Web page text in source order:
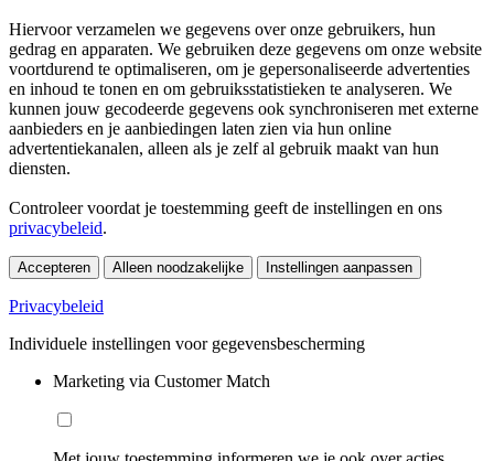
Hiervoor verzamelen we gegevens over onze gebruikers, hun
gedrag en apparaten. We gebruiken deze gegevens om onze website
voortdurend te optimaliseren, om je gepersonaliseerde advertenties
en inhoud te tonen en om gebruiksstatistieken te analyseren. We
kunnen jouw gecodeerde gegevens ook synchroniseren met externe
aanbieders en je aanbiedingen laten zien via hun online
advertentiekanalen, alleen als je zelf al gebruik maakt van hun
diensten.
Controleer voordat je toestemming geeft de instellingen en ons
privacybeleid.
Accepteren Alleen noodzakelijke Instellingen aanpassen
Privacybeleid
Individuele instellingen voor gegevensbescherming
Marketing via Customer Match